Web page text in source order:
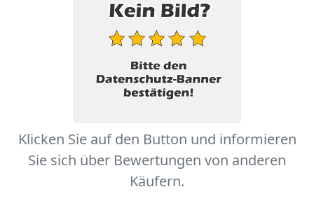
Klicken Sie auf den Button und informieren
Sie sich über Bewertungen von anderen
Käufern.